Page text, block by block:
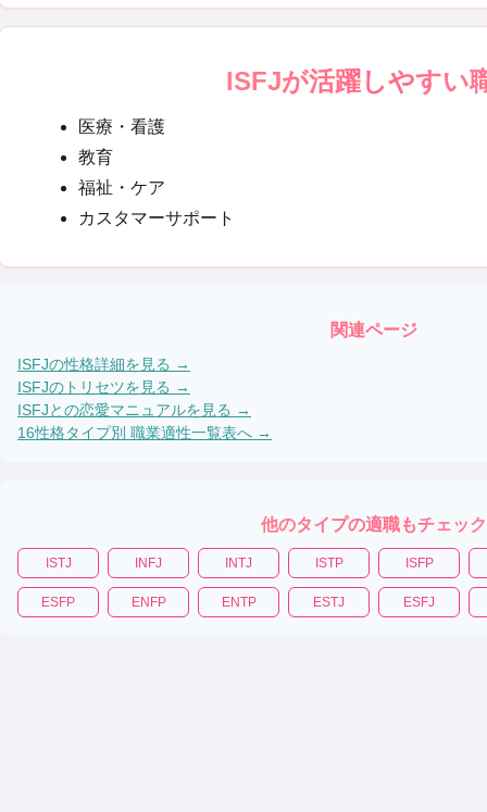
ISFJが活躍しやすい
医療・看護
教育
福祉・ケア
カスタマーサポート
関連ページ
ISFJの性格詳細を見る →
ISFJのトリセツを見る →
ISFJとの恋愛マニュアルを見る →
16性格タイプ別 職業適性一覧表へ →
他のタイプの適職もチェック
ISTJ INFJ INTJ ISTP ISFP
ESFP ENFP ENTP ESTJ ESFJ